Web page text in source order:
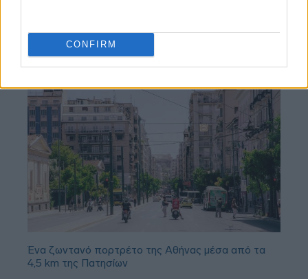
CONFIRM
Ένα ζωντανό πορτρέτο της Αθήνας μέσα από τα
4,5 km της Πατησίων